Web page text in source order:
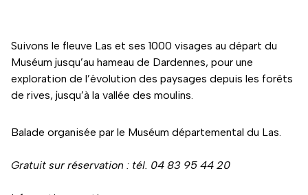
Suivons le fleuve Las et ses 1000 visages au départ du
Muséum jusqu’au hameau de Dardennes, pour une
exploration de l’évolution des paysages depuis les forêts
de rives, jusqu’à la vallée des moulins.
Balade organisée par le Muséum départemental du Las.
Gratuit sur réservation : tél. 04 83 95 44 20